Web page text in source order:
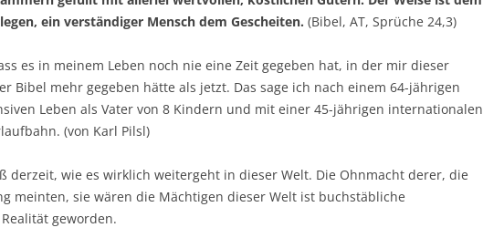
ein verständiger Mensch dem Gescheiten. (Bibel, AT, Sprüche 24,3)
es in meinem Leben noch nie eine Zeit gegeben hat, in der mir dieser
Bibel mehr gegeben hätte als jetzt. Das sage ich nach einem 64-jährigen
Leben als Vater von 8 Kindern und mit einer 45-jährigen internationalen
(von Karl Pilsl)
derzeit, wie es wirklich weitergeht in dieser Welt. Die Ohnmacht derer, die
meinten, sie wären die Mächtigen dieser Welt ist buchstäbliche
geworden.